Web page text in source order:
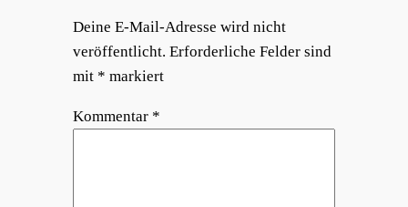
Deine E-Mail-Adresse wird nicht
veröffentlicht. Erforderliche Felder sind
mit * markiert
Kommentar *